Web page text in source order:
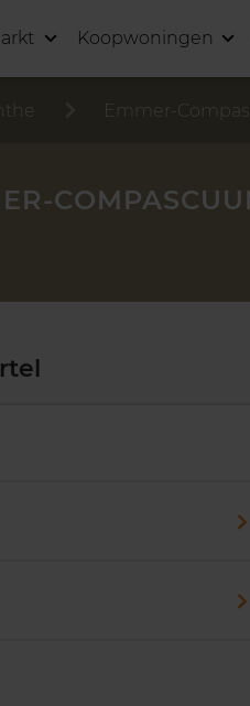
Koopwoningen
Emmer-